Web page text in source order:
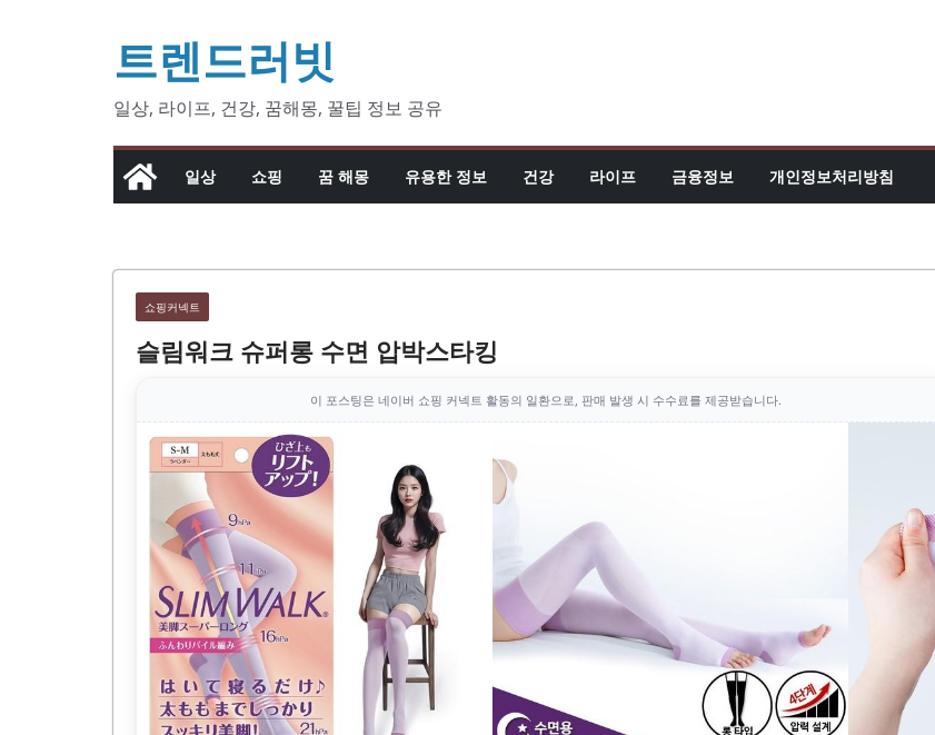
트렌드러빗
일상, 라이프, 건강, 꿈해몽, 꿀팁 정보 공유
일상 쇼핑 꿈 해몽 유용한 정보 건강 라이프 금융정보 개인정보처리방침
쇼핑커넥트
슬림워크 슈퍼롱 수면 압박스타킹
이 포스팅은 네이버 쇼핑 커넥트 활동의 일환으로, 판매 발생 시 수수료를 제공받습니다.